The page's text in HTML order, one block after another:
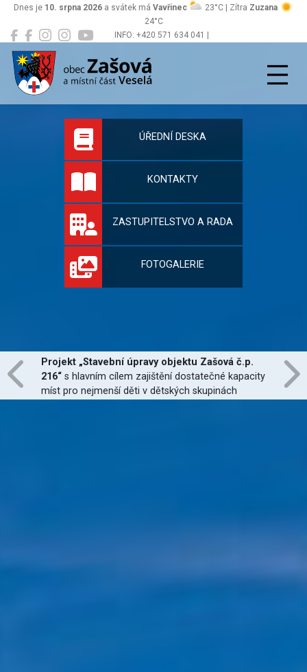
INFO: +420 571 634 041 |
Dnes je 10. srpna 2026 a svátek má Vavřinec 23°C | Zítra Zuzana
24°C
Zašová
Oficiální stránky
ÚŘEDNÍ DESKA
KONTAKTY
ZASTUPITELSTVO A RADA
FOTOGALERIE
Projekt „Stavební úpravy objektu Zašová č.p.
216“ s hlavním cílem zajištění dostatečné kapacity
míst pro nejmenší děti v dětských skupinách